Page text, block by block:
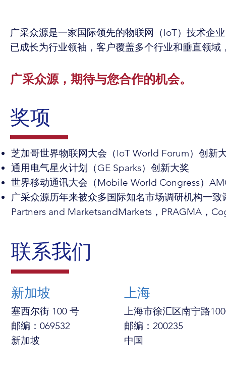
广采众源是一家国际领先的物联网（IoT）技术企
已成长为行业领袖，客户覆盖多个行业和垂直领
广采众源，期待与您合作的机会。
奖项
芝加哥世界物联网大会（IoT World Forum）创新
通用电气星火计划（GE Sparks）创新大奖
世界移动通讯大会（Mobile World Congress）
广采众源历年来被众多国际知名市场调研机构一
Partners and MarketsandMarkets，PRAGMA，
联系我们
新加坡
塞西尔街 100 号
邮编：069532
新加坡
上海
上海市徐汇区南宁路
邮编：200235
中国